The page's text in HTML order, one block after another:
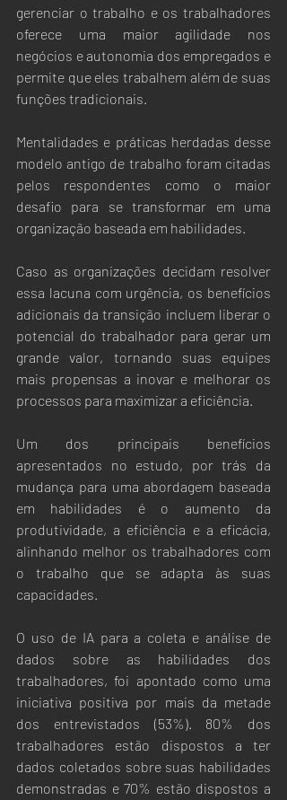
gerenciar o trabalho e os trabalhadores
oferece uma maior agilidade nos
negócios e autonomia dos empregados e
permite que eles trabalhem além de suas
funções tradicionais.
Mentalidades e práticas herdadas desse
modelo antigo de trabalho foram citadas
pelos respondentes como o maior
desafio para se transformar em uma
organização baseada em habilidades.
Caso as organizações decidam resolver
essa lacuna com urgência, os benefícios
adicionais da transição incluem liberar o
potencial do trabalhador para gerar um
grande valor, tornando suas equipes
mais propensas a inovar e melhorar os
processos para maximizar a eficiência.
Um dos principais benefícios
apresentados no estudo, por trás da
mudança para uma abordagem baseada
em habilidades é o aumento da
produtividade, a eficiência e a eficácia,
alinhando melhor os trabalhadores com
o trabalho que se adapta às suas
capacidades.
O uso de IA para a coleta e análise de
dados sobre as habilidades dos
trabalhadores, foi apontado como uma
iniciativa positiva por mais da metade
dos entrevistados (53%). 80% dos
trabalhadores estão dispostos a ter
dados coletados sobre suas habilidades
demonstradas e 70% estão dispostos a